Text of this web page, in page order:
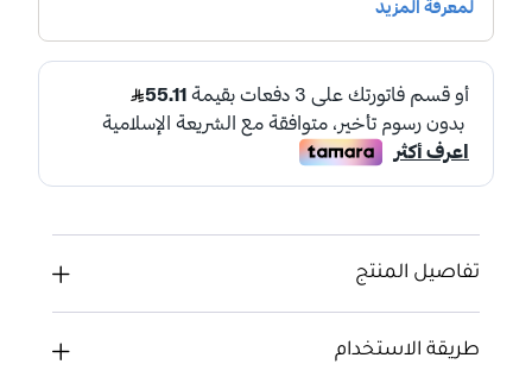
تفاصيل المنتج
طريقة الاستخدام